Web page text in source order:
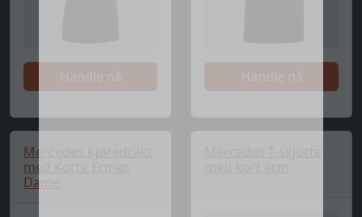
Handle nå Handle nå
Mercedes Kjøredrakt
med Korte Ermer,
Dame
Mercedes T-skjorte
med kort erm